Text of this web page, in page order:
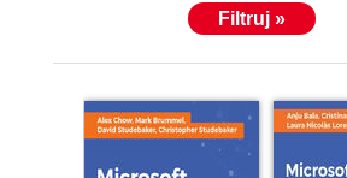
Filtruj »